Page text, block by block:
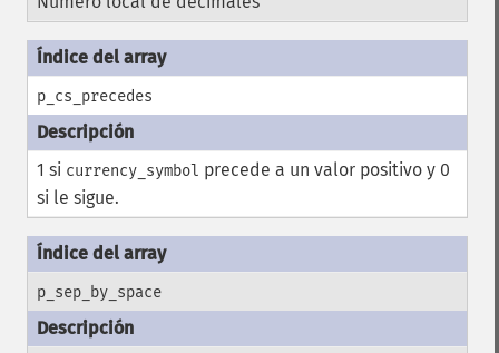
p_cs_precedes
1 si currency_symbol precede a un valor positivo y 0
si le sigue.
p_sep_by_space